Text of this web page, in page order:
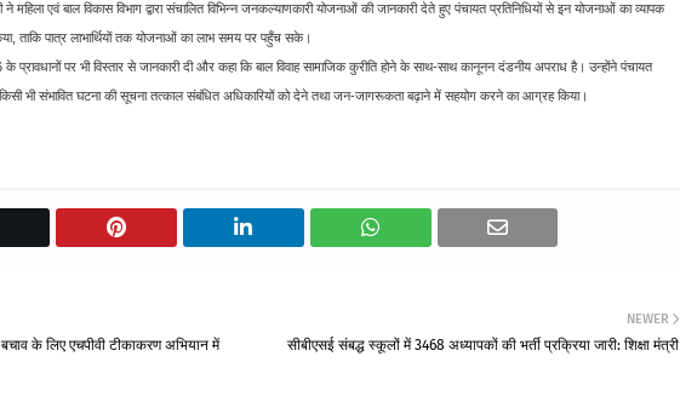
महिला एवं बाल विकास विभाग द्वारा संचालित विभिन्न जनकल्याणकारी योजनाओं की जानकारी देते हुए पंचायत प्रतिनिधियों से इन योजनाओं का व्यापक
ताकि पात्र लाभार्थियों तक योजनाओं का लाभ समय पर पहुँच सके।
के प्रावधानों पर भी विस्तार से जानकारी दी और कहा कि बाल विवाह सामाजिक कुरीति होने के साथ-साथ कानूनन दंडनीय अपराध है। उन्होंने पंचायत
किसी भी संभावित घटना की सूचना तत्काल संबंधित अधिकारियों को देने तथा जन-जागरूकता बढ़ाने में सहयोग करने का आग्रह किया।
NEWER
सीबीएसई संबद्ध स्कूलों में 3468 अध्यापकों की भर्ती प्रक्रिया जारी: शिक्षा मंत्री
के लिए एचपीवी टीकाकरण अभियान में